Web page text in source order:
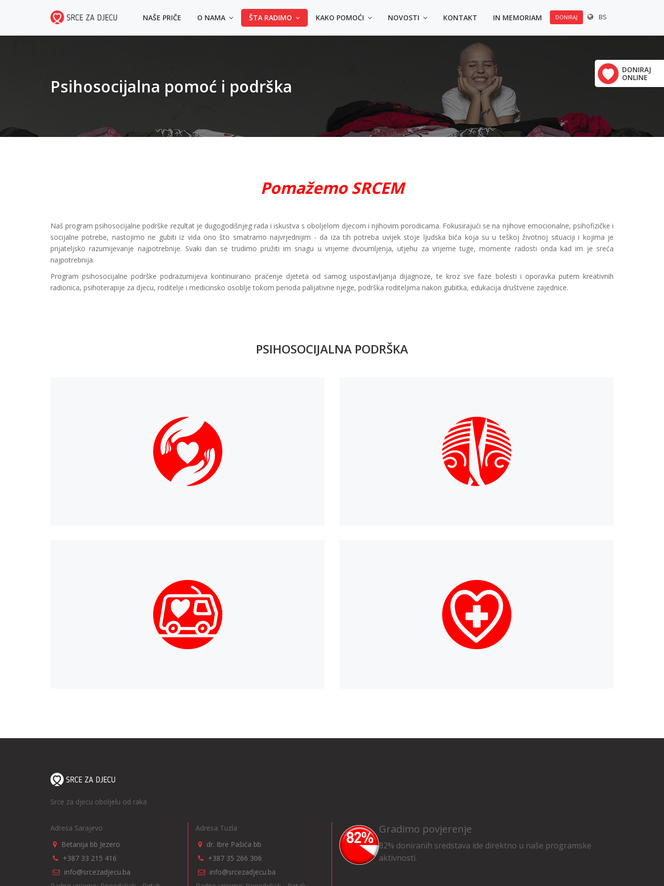
DONIRAJ BS
NAŠE PRIČE O NAMA ŠTA RADIMO KAKO POMOĆI NOVOSTI KONTAKT IN MEMORIAM
×
4 načina da kupiš majicu:
◾️ Uplatom na račun Srce d.o.o.: 3387302220478214 (svrha
uplate: Kupovina majica za Zlatni krug)
◾️ Online na Srceshop web stranici:
Majice za odrasle
DONIRAJ
ONLINE
Psihosocijalna pomoć i podrška
Pomažemo SRCEM
Naš program psihosocijalne podrške rezultat je dugogodišnjeg rada i iskustva s oboljelom djecom i njihovim porodicama. Fokusirajući se na njihove emocionalne, psihofizičke i
socijalne potrebe, nastojimo ne gubiti iz vida ono što smatramo najvrjednijim - da iza tih potreba uvijek stoje ljudska bića koja su u teškoj životnoj situaciji i kojima je
prijateljsko razumijevanje najpotrebnije. Svaki dan se trudimo pružiti im snagu u vrijeme dvoumljenja, utjehu za vrijeme tuge, momente radosti onda kad im je sreća
najpotrebnija.
Program psihosocijalne podrške podrazumijeva kontinuirano praćenje djeteta od samog uspostavljanja dijagnoze, te kroz sve faze bolesti i oporavka putem kreativnih
radionica, psihoterapije za djecu, roditelje i medicinsko osoblje tokom perioda palijativne njege, podrška roditeljima nakon gubitka, edukacija društvene zajednice.
PSIHOSOCIJALNA PODRŠKA
Srce za djecu oboljelu od raka
Adresa Sarajevo
Betanija bb Jezero
+387 33 215 416
info@srcezadjecu.ba
Adresa Tuzla
dr. Ibre Pašića bb
+387 35 266 306
info@srcezadjecu.ba
Gradimo povjerenje
82% doniranih sredstava ide direktno u naše programske
aktivnosti.